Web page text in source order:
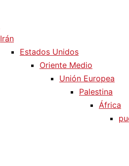
Irán
Estados Unidos
Oriente Medio
Unión Europea
Palestina
África